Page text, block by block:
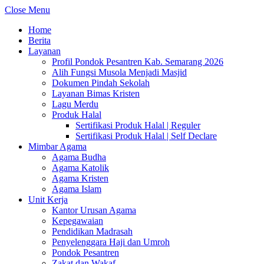
Close Menu
Home
Berita
Layanan
Profil Pondok Pesantren Kab. Semarang 2026
Alih Fungsi Musola Menjadi Masjid
Dokumen Pindah Sekolah
Layanan Bimas Kristen
Lagu Merdu
Produk Halal
Sertifikasi Produk Halal | Reguler
Sertifikasi Produk Halal | Self Declare
Mimbar Agama
Agama Budha
Agama Katolik
Agama Kristen
Agama Islam
Unit Kerja
Kantor Urusan Agama
Kepegawaian
Pendidikan Madrasah
Penyelenggara Haji dan Umroh
Pondok Pesantren